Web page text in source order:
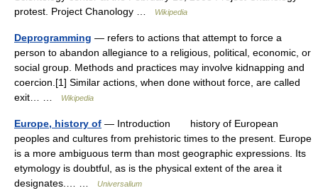
protest. Project Chanology …
Wikipedia
Deprogramming — refers to actions that attempt to force a
person to abandon allegiance to a religious, political, economic, or
social group. Methods and practices may involve kidnapping and
coercion.[1] Similar actions, when done without force, are called
exit… …
Wikipedia
Europe, history of — Introduction history of European
peoples and cultures from prehistoric times to the present. Europe
is a more ambiguous term than most geographic expressions. Its
etymology is doubtful, as is the physical extent of the area it
designates.… …
Universalium